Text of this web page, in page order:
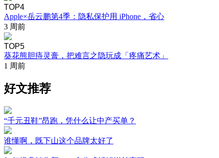
TOP4
Apple×岳云鹏第4季：隐私保护用 iPhone，省心
3 周前
TOP5
葵花熊胆痔灵膏，把难言之隐玩成「疼痛艺术」
1 周前
好文推荐
“千元丑鞋”昂跑，凭什么让中产买单？
谁懂啊，既下山这个品牌太好了